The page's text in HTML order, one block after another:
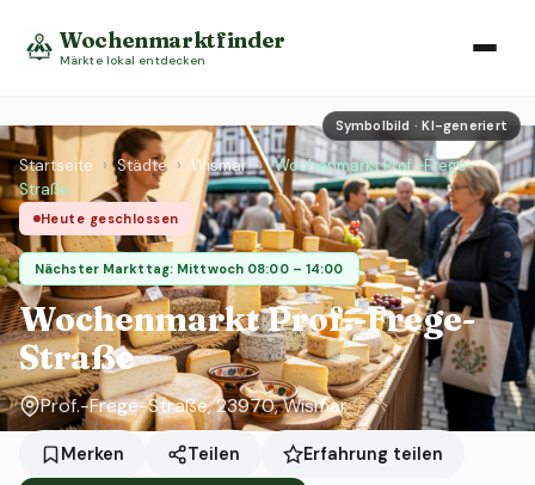
Wochenmarktfinder
Märkte lokal entdecken
Symbolbild · KI-generiert
Startseite › Städte › Wismar ›
Wochenmarkt Prof.-Frege-
Straße
Heute geschlossen
Nächster Markttag: Mittwoch 08:00 – 14:00
Wochenmarkt Prof.-Frege-
Straße
Prof.-Frege-Straße, 23970, Wismar
Merken Teilen Erfahrung teilen